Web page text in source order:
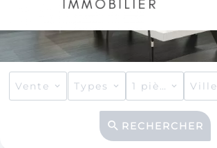
Vente Types 1 pièce Ville
RECHERCHER